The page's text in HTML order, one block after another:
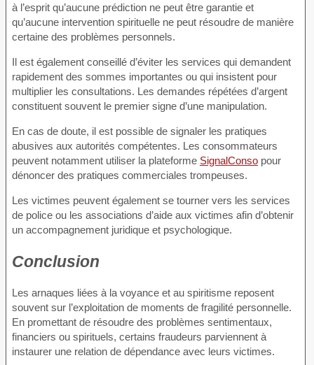
à l’esprit qu’aucune prédiction ne peut être garantie et
qu’aucune intervention spirituelle ne peut résoudre de manière
certaine des problèmes personnels.
Il est également conseillé d’éviter les services qui demandent
rapidement des sommes importantes ou qui insistent pour
multiplier les consultations. Les demandes répétées d’argent
constituent souvent le premier signe d’une manipulation.
En cas de doute, il est possible de signaler les pratiques
abusives aux autorités compétentes. Les consommateurs
peuvent notamment utiliser la plateforme SignalConso pour
dénoncer des pratiques commerciales trompeuses.
Les victimes peuvent également se tourner vers les services
de police ou les associations d’aide aux victimes afin d’obtenir
un accompagnement juridique et psychologique.
Conclusion
Les arnaques liées à la voyance et au spiritisme reposent
souvent sur l’exploitation de moments de fragilité personnelle.
En promettant de résoudre des problèmes sentimentaux,
financiers ou spirituels, certains fraudeurs parviennent à
instaurer une relation de dépendance avec leurs victimes.